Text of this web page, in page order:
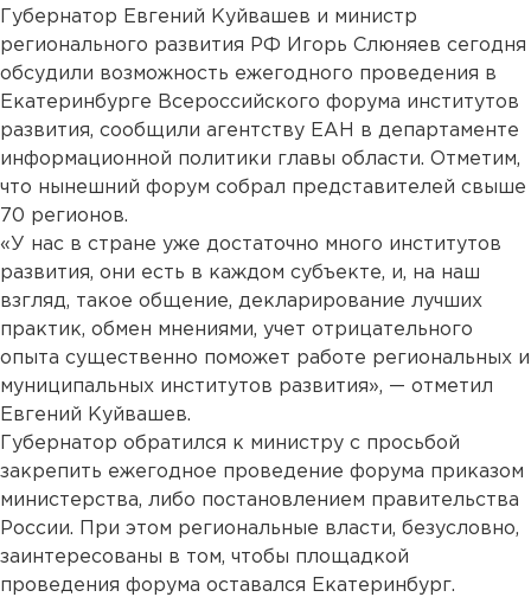
Губернатор Евгений Куйвашев и министр
регионального развития РФ Игорь Слюняев сегодня
обсудили возможность ежегодного проведения в
Екатеринбурге Всероссийского форума институтов
развития, сообщили агентству ЕАН в департаменте
информационной политики главы области. Отметим,
что нынешний форум собрал представителей свыше
70 регионов.
«У нас в стране уже достаточно много институтов
развития, они есть в каждом субъекте, и, на наш
взгляд, такое общение, декларирование лучших
практик, обмен мнениями, учет отрицательного
опыта существенно поможет работе региональных и
муниципальных институтов развития», — отметил
Евгений Куйвашев.
Губернатор обратился к министру с просьбой
закрепить ежегодное проведение форума приказом
министерства, либо постановлением правительства
России. При этом региональные власти, безусловно,
заинтересованы в том, чтобы площадкой
проведения форума оставался Екатеринбург.